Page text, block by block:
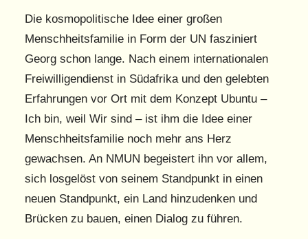
Die kosmopolitische Idee einer großen
Menschheitsfamilie in Form der UN fasziniert
Georg schon lange. Nach einem internationalen
Freiwilligendienst in Südafrika und den gelebten
Erfahrungen vor Ort mit dem Konzept Ubuntu –
Ich bin, weil Wir sind – ist ihm die Idee einer
Menschheitsfamilie noch mehr ans Herz
gewachsen. An NMUN begeistert ihn vor allem,
sich losgelöst von seinem Standpunkt in einen
neuen Standpunkt, ein Land hinzudenken und
Brücken zu bauen, einen Dialog zu führen.